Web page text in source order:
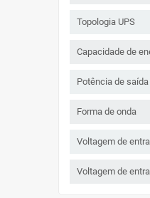
Topologia UPS
Capacidade de
Potência de saída
Forma de onda
Voltagem de
Voltagem de